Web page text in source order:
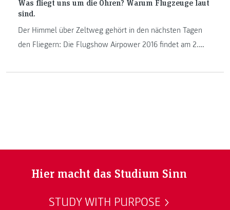
Was fliegt uns um die Ohren? Warum Flugzeuge laut
sind.
Der Himmel über Zeltweg gehört in den nächsten Tagen
den Fliegern: Die Flugshow Airpower 2016 findet am 2.
Hier macht das Studium Sinn
STUDY WITH PURPOSE